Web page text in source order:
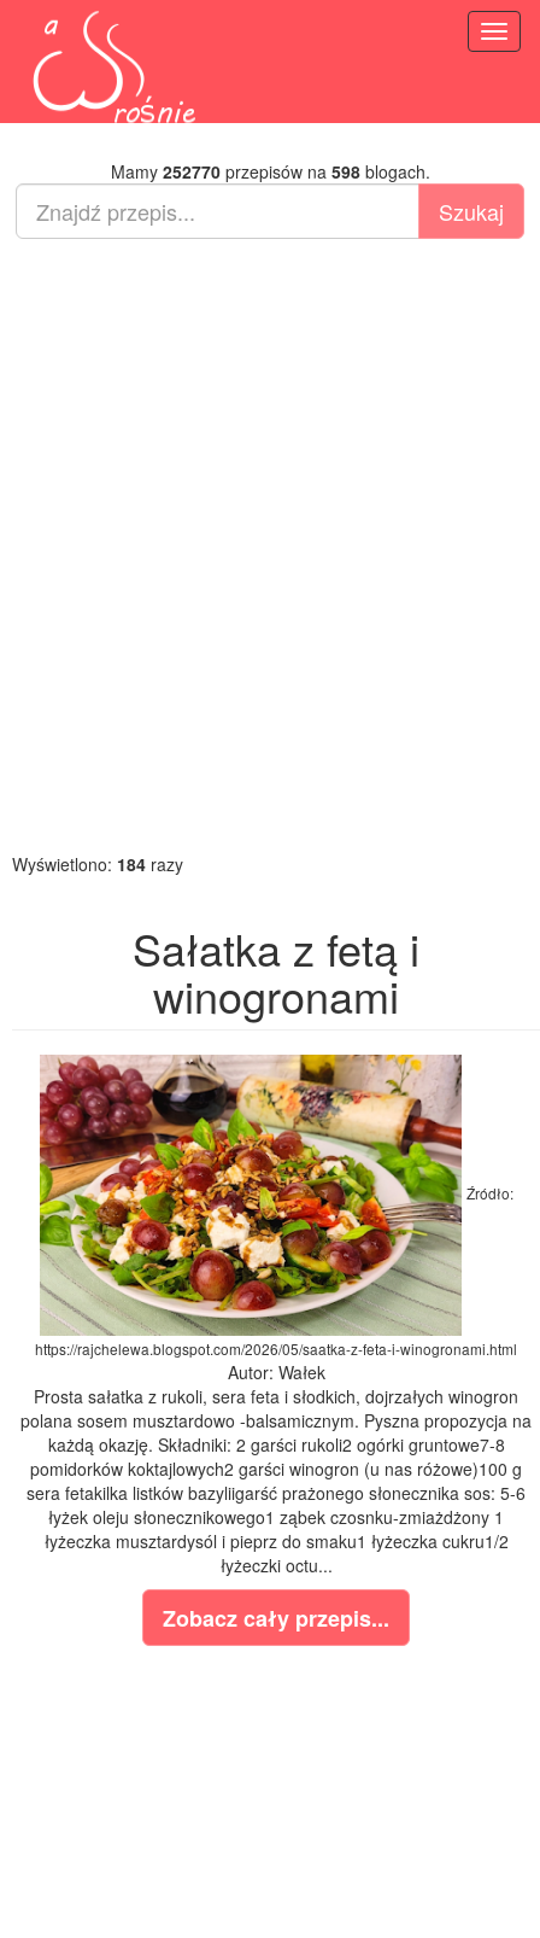
Mamy 252770przepisów na 598blogach.
Wyświetlono: 184 razy
Sałatka z fetą i
winogronami
Źródło:
https://rajchelewa.blogspot.com/2026/05/saatka-z-feta-i-winogronami.html
Autor: Wałek
Prosta sałatka z rukoli, sera feta i słodkich, dojrzałych winogron
polana sosem musztardowo -balsamicznym. Pyszna propozycja na
każdą okazję. Składniki: 2 garści rukoli2 ogórki gruntowe7-8
pomidorków koktajlowych2 garści winogron (u nas różowe)100 g
sera fetakilka listków bazyliigarść prażonego słonecznika sos: 5-6
łyżek oleju słonecznikowego1 ząbek czosnku-zmiażdżony 1
łyżeczka musztardysól i pieprz do smaku1 łyżeczka cukru1/2
łyżeczki octu...
Zobacz cały przepis...